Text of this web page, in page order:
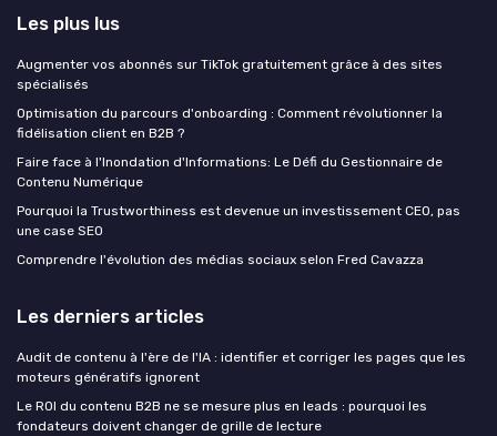
Les plus lus
Augmenter vos abonnés sur TikTok gratuitement grâce à des sites
spécialisés
Optimisation du parcours d'onboarding : Comment révolutionner la
fidélisation client en B2B ?
Faire face à l'Inondation d'Informations: Le Défi du Gestionnaire de
Contenu Numérique
Pourquoi la Trustworthiness est devenue un investissement CEO, pas
une case SEO
Comprendre l'évolution des médias sociaux selon Fred Cavazza
Les derniers articles
Audit de contenu à l'ère de l'IA : identifier et corriger les pages que les
moteurs génératifs ignorent
Le ROI du contenu B2B ne se mesure plus en leads : pourquoi les
fondateurs doivent changer de grille de lecture